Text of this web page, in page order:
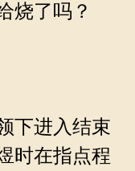
烧了吗？
下进入结束
时在指点程